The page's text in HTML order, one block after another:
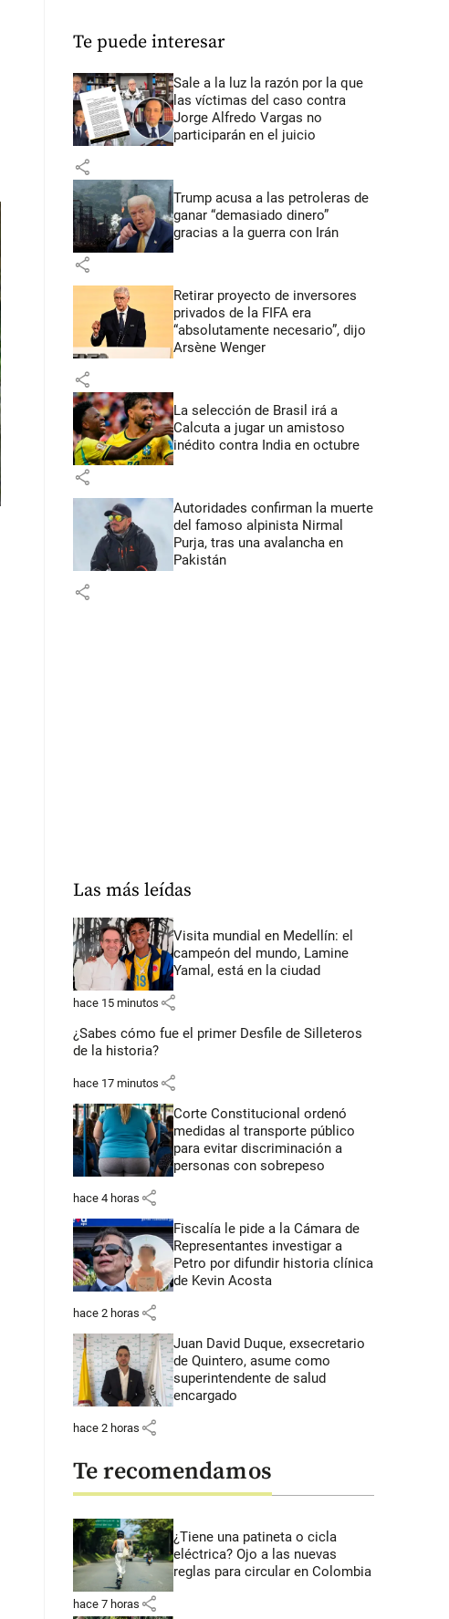
Te puede interesar
Sale a la luz la razón por la que
las víctimas del caso contra
Jorge Alfredo Vargas no
participarán en el juicio
share
Trump acusa a las petroleras de
ganar “demasiado dinero”
gracias a la guerra con Irán
share
Retirar proyecto de inversores
privados de la FIFA era
“absolutamente necesario”, dijo
Arsène Wenger
share
La selección de Brasil irá a
Calcuta a jugar un amistoso
inédito contra India en octubre
share
Autoridades confirman la muerte
del famoso alpinista Nirmal
Purja, tras una avalancha en
Pakistán
share
Las más leídas
Visita mundial en Medellín: el
campeón del mundo, Lamine
Yamal, está en la ciudad
hace 15 minutos share
¿Sabes cómo fue el primer Desfile de Silleteros
de la historia?
hace 17 minutos share
Corte Constitucional ordenó
medidas al transporte público
para evitar discriminación a
personas con sobrepeso
hace 4 horas share
Fiscalía le pide a la Cámara de
Representantes investigar a
Petro por difundir historia clínica
de Kevin Acosta
hace 2 horas share
Juan David Duque, exsecretario
de Quintero, asume como
superintendente de salud
encargado
hace 2 horas share
Te recomendamos
¿Tiene una patineta o cicla
eléctrica? Ojo a las nuevas
reglas para circular en Colombia
hace 7 horas share